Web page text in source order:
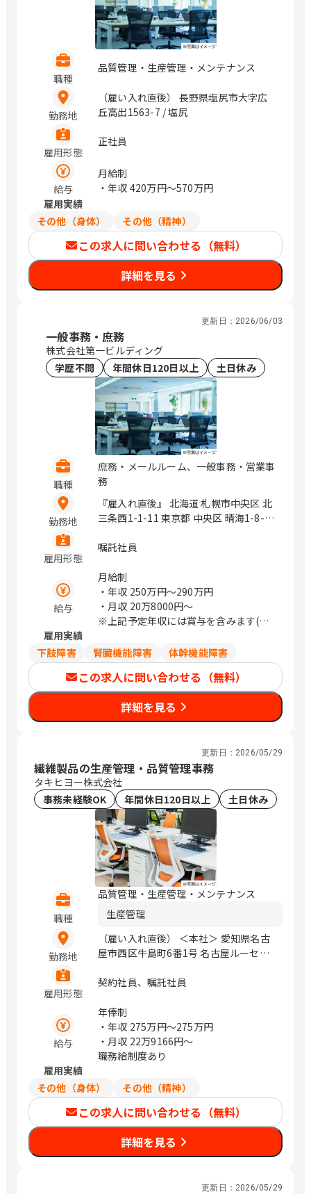
堀詰、旦過、平和通、久留米、花畑、大
分、古国府
職種
品質管理・生産管理・メンテナンス
勤務地
（雇い入れ直後） 長野県塩尻市大字広
丘高出1563-7 / 塩尻
雇用形態
正社員
給与
月給制
・年収 420万円〜570万円
雇用実績
その他（身体）
その他（精神）
この求人に問い合わせる（無料）
詳細を見る
更新日： 2026/06/03
一般事務・庶務
株式会社第一ビルディング
学歴不問
年間休日120日以上 土日休み
職種
庶務・メールルーム、一般事務・営業事
務
勤務地
『雇入れ直後』 北海道 札幌市中央区 北
三条西1-1-11 東京都 中央区 晴海1-8-10
ィスタワーX 21階 東京都 中央区 京橋3-
区 有楽町1-13-1 神奈川県 横浜市神奈川
区 金港町6-6 横浜みなと第一生命ビル 3
階 神奈川県 川崎市幸区 堀川町580 ソリ
ッドスクエア西館 1階 愛知県 名古屋市
ービル 22階 鹿児島県 鹿児島市 中央町9-
1 鹿児島中央第一生命ビルディング 6階
大阪府 大阪市淀川区 宮原3-5-24 新大阪
第一生命ビルディング 7階 / 札幌、さっ
ぽろ、 勝どき、日比谷、横浜、川崎、名
古屋、鹿児島中央、新大阪
雇用形態
嘱託社員
給与
月給制
・年収 250万円〜290万円
・月収 20万8000円〜
※上記予定年収には賞与を含みます(実
※上記給与は目安のため、スキル・経験
等により決定します。
雇用実績
下肢障害
腎臓機能障害 体幹機能障害
この求人に問い合わせる（無料）
詳細を見る
更新日： 2026/05/29
繊維製品の生産管理・品質管理事務
タキヒヨー株式会社
事務未経験OK
年間休日120日以上 土日休み
職種
品質管理・生産管理・メンテナンス
生産管理
勤務地
（雇い入れ直後） ＜本社＞ 愛知県名古
屋市西区牛島町6番1号 名古屋ルーセン
プラザ＞ 愛知県犬山市高根洞5-5 / 名古
雇用形態
契約社員、嘱託社員
給与
年俸制
・年収 275万円〜275万円
・月収 22万9166円〜
職務給制度あり
雇用実績
その他（身体）
その他（精神）
この求人に問い合わせる（無料）
詳細を見る
更新日： 2026/05/29